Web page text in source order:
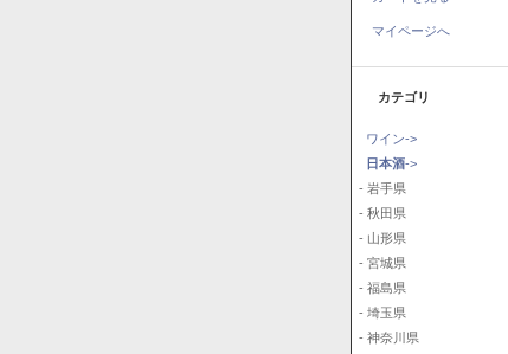
マイページへ
カテゴリ
ワイン->
日本酒->
- 岩手県
- 秋田県
- 山形県
- 宮城県
- 福島県
- 埼玉県
- 神奈川県